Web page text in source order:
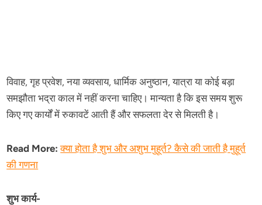
विवाह, गृह प्रवेश, नया व्यवसाय, धार्मिक अनुष्ठान, यात्रा या कोई बड़ा
समझौता भद्रा काल में नहीं करना चाहिए। मान्यता है कि इस समय शुरू
किए गए कार्यों में रुकावटें आती हैं और सफलता देर से मिलती है।
Read More: क्या होता है शुभ और अशुभ मुहूर्त? कैसे की जाती है मुहूर्त
की गणना
शुभ कार्य-